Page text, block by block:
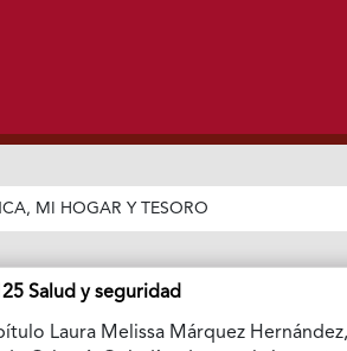
MI HOGAR Y TESORO
Salud y seguridad
Laura Melissa Márquez Hernández,